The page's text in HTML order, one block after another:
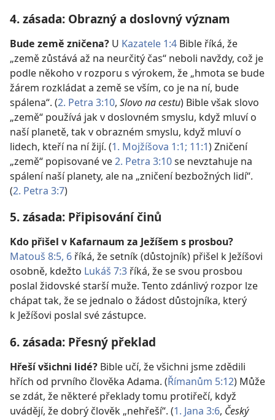
4. zásada: Obrazný a doslovný význam
Bude země zničena? U Kazatele 1:4 Bible říká, že
„země zůstává až na neurčitý čas“ neboli navždy, což je
podle někoho v rozporu s výrokem, že „hmota se bude
žárem rozkládat a země se vším, co je na ní, bude
spálena“. (2. Petra 3:10, Slovo na cestu) Bible však slovo
„země“ používá jak v doslovném smyslu, když mluví o
naší planetě, tak v obrazném smyslu, když mluví o
lidech, kteří na ní žijí. (1. Mojžíšova 1:1; 11:1) Zničení
„země“ popisované ve2. Petra 3:10se nevztahuje na
spálení naší planety, ale na „zničení bezbožných lidí“.
(2. Petra 3:7)
5. zásada: Připisování činů
Kdo přišel v Kafarnaum za Ježíšem s prosbou?
Matouš 8:5, 6 říká, že setník (důstojník) přišel k Ježíšovi
osobně, kdežto Lukáš 7:3 říká, že se svou prosbou
poslal židovské starší muže. Tento zdánlivý rozpor lze
chápat tak, že se jednalo o žádost důstojníka, který
k Ježíšovi poslal své zástupce.
6. zásada: Přesný překlad
Hřeší všichni lidé? Bible učí, že všichni jsme zdědili
hřích od prvního člověka Adama. (Římanům 5:12) Může
se zdát, že některé překlady tomu protiřečí, když
uvádějí, že dobrý člověk „nehřeší“. (1. Jana 3:6, Český